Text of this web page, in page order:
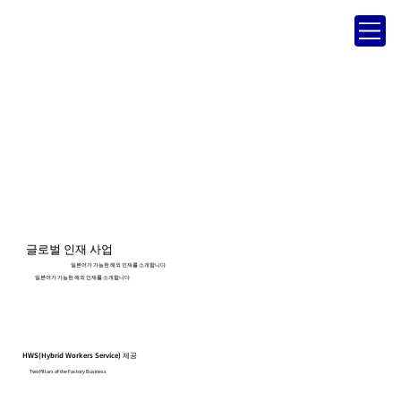
HWS(Hybrid Workers Service) 제공
Two Pillars of the Factory Business
글로벌 인재 사업
일본어가 가능한 해외 인재를 소개합니다
일본어가 가능한 해외 인재를 소개합니다